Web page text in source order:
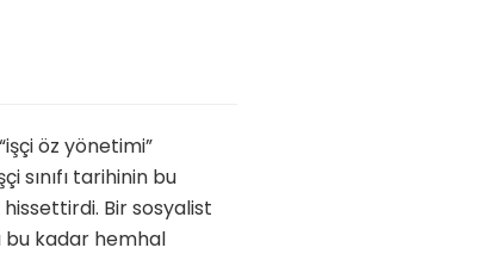
öz yönetimi”
sınıfı tarihinin bu
Bir sosyalist
bu kadar hemhal